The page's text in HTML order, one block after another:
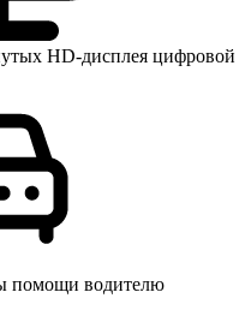
HD-дисплея цифровой
помощи водителю